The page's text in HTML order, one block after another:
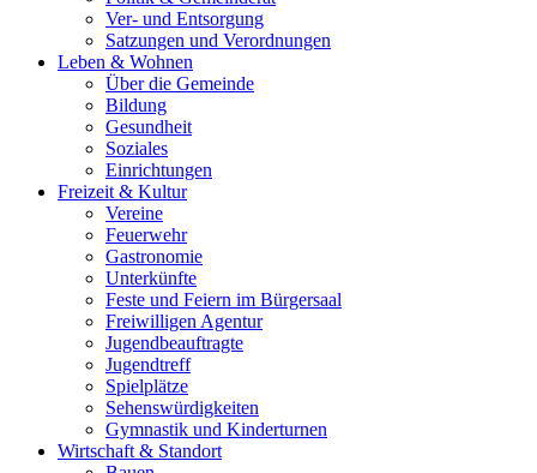
Ver- und Entsorgung
Satzungen und Verordnungen
Leben & Wohnen
Über die Gemeinde
Bildung
Gesundheit
Soziales
Einrichtungen
Freizeit & Kultur
Vereine
Feuerwehr
Gastronomie
Unterkünfte
Feste und Feiern im Bürgersaal
Freiwilligen Agentur
Jugendbeauftragte
Jugendtreff
Spielplätze
Sehenswürdigkeiten
Gymnastik und Kinderturnen
Wirtschaft & Standort